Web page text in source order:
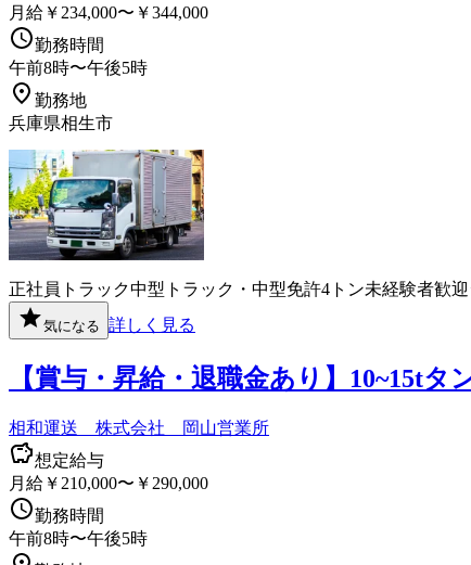
月給￥234,000〜￥344,000
勤務時間
午前8時〜午後5時
勤務地
兵庫県相生市
正社員 トラック中型トラック・中型免許4トン未経験者歓迎
気になる 詳しく見る
【賞与・昇給・退職金あり】10~15t
相和運送 株式会社 岡山営業所
想定給与
月給￥210,000〜￥290,000
勤務時間
午前8時〜午後5時